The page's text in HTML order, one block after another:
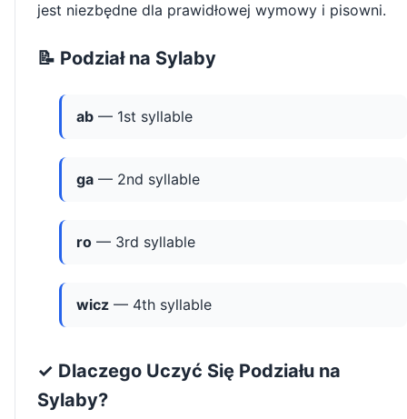
jest niezbędne dla prawidłowej wymowy i pisowni.
📝 Podział na Sylaby
ab — 1st syllable
ga — 2nd syllable
ro — 3rd syllable
wicz — 4th syllable
✓ Dlaczego Uczyć Się Podziału na
Sylaby?